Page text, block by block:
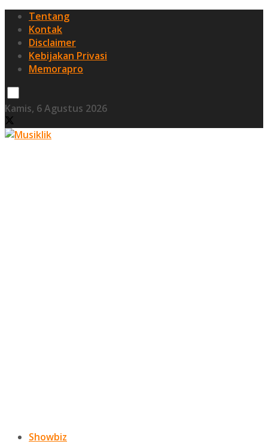
Tentang
Kontak
Disclaimer
Kebijakan Privasi
Memorapro
Kamis, 6 Agustus 2026
Showbiz